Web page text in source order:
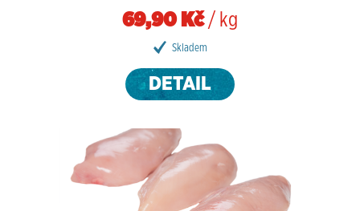
69,90 Kč/ kg
Skladem
DETAIL